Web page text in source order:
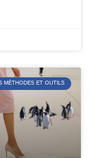
MÉTHODES ET OUTILS